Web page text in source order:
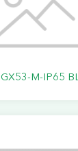
M-IP65